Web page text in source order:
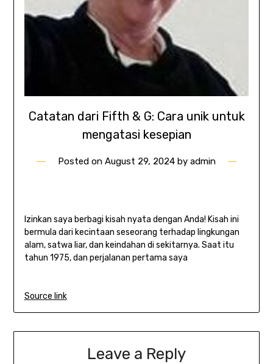
Catatan dari Fifth & G: Cara unik untuk
mengatasi kesepian
Posted on August 29, 2024by admin
Izinkan saya berbagi kisah nyata dengan Anda! Kisah ini
bermula dari kecintaan seseorang terhadap lingkungan
alam, satwa liar, dan keindahan di sekitarnya. Saat itu
tahun 1975, dan perjalanan pertama saya
Source link
Leave a Reply